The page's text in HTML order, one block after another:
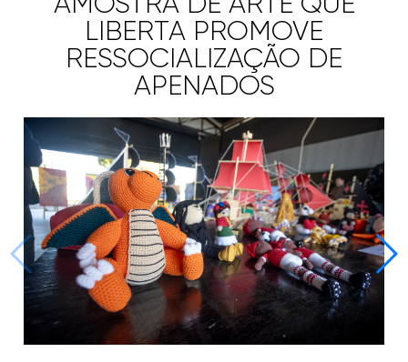
LIBERTA PROMOVE
RESSOCIALIZAÇÃO DE
APENADOS